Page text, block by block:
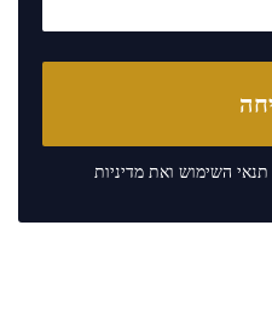
תנאי השימוש ואת מדיניות